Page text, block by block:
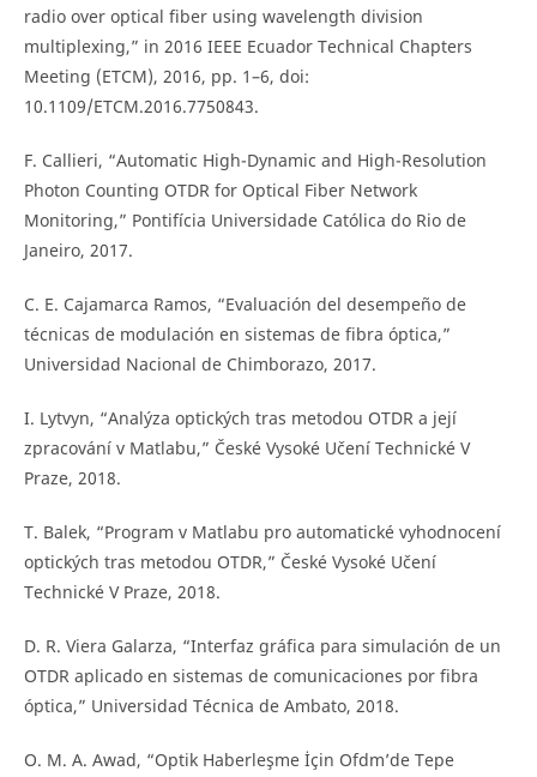
radio over optical fiber using wavelength division
multiplexing,” in 2016 IEEE Ecuador Technical Chapters
Meeting (ETCM), 2016, pp. 1–6, doi:
10.1109/ETCM.2016.7750843.
F. Callieri, “Automatic High-Dynamic and High-Resolution
Photon Counting OTDR for Optical Fiber Network
Monitoring,” Pontifícia Universidade Católica do Rio de
Janeiro, 2017.
C. E. Cajamarca Ramos, “Evaluación del desempeño de
técnicas de modulación en sistemas de fibra óptica,”
Universidad Nacional de Chimborazo, 2017.
I. Lytvyn, “Analýza optických tras metodou OTDR a její
zpracování v Matlabu,” České Vysoké Učení Technické V
Praze, 2018.
T. Balek, “Program v Matlabu pro automatické vyhodnocení
optických tras metodou OTDR,” České Vysoké Učení
Technické V Praze, 2018.
D. R. Viera Galarza, “Interfaz gráfica para simulación de un
OTDR aplicado en sistemas de comunicaciones por fibra
óptica,” Universidad Técnica de Ambato, 2018.
O. M. A. Awad, “Optik Haberleşme İçin Ofdm’de Tepe